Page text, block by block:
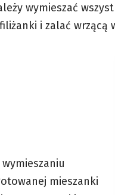
wymieszać
i zalać
mieszanki